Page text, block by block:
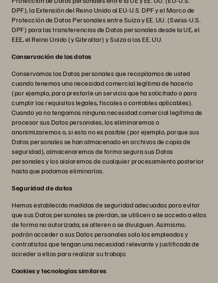
DPF), la Extensión del Reino Unido al EU-U.S. DPF y el Marco de
Protección de Datos Personales entre Suiza y EE. UU. (Swiss-U.S.
DPF) para las transferencias de Datos personales desde la UE, el
EEE, el Reino Unido (y Gibraltar) y Suiza a los EE. UU.
Conservación de los datos
Conservamos los Datos personales que recopilamos de usted
cuando tenemos una necesidad comercial legítima de hacerlo
(por ejemplo, para prestarle un servicio que ha solicitado o para
cumplir los requisitos legales, fiscales o contables aplicables).
Cuando ya no tengamos ninguna necesidad comercial legítima de
procesar sus Datos personales, los eliminaremos o
anonimizaremos o, si esto no es posible (por ejemplo, porque sus
Datos personales se han almacenado en archivos de copia de
seguridad), almacenaremos de forma segura sus Datos
personales y los aislaremos de cualquier procesamiento posterior
hasta que podamos eliminarlos.
Seguridad de datos
Hemos establecido medidas de seguridad adecuadas para evitar
que sus Datos personales se pierdan, se utilicen o se acceda a ellos
de forma no autorizada, se alteren o se divulguen. Asimismo,
podrán acceder a sus Datos personales solo los empleados y
contratistas que tengan una necesidad relevante y justificada de
acceder a ellos para realizar su trabajo.
Cookies y tecnologías similares